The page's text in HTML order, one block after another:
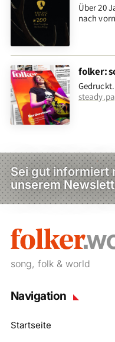
Über 20
nach vorn
folker:
Sei gut informiert
unserem
song, folk & world
Navigation
Startseite